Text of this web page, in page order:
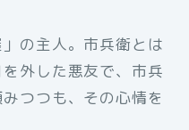
の主人。市兵衛とは
外した悪友で、市兵
つつも、その心情を